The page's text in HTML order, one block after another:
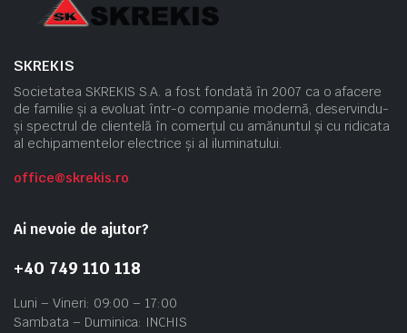
SKREKIS
Societatea SKREKIS S.A. a fost fondată în 2007 ca o afacere
de familie și a evoluat într-o companie modernă, deservindu-
și spectrul de clientelă în comerțul cu amănuntul și cu ridicata
al echipamentelor electrice și al iluminatului.
office@skrekis.ro
Ai nevoie de ajutor?
+40 749 110 118
Luni – Vineri: 09:00 – 17:00
Sambata – Duminica: INCHIS